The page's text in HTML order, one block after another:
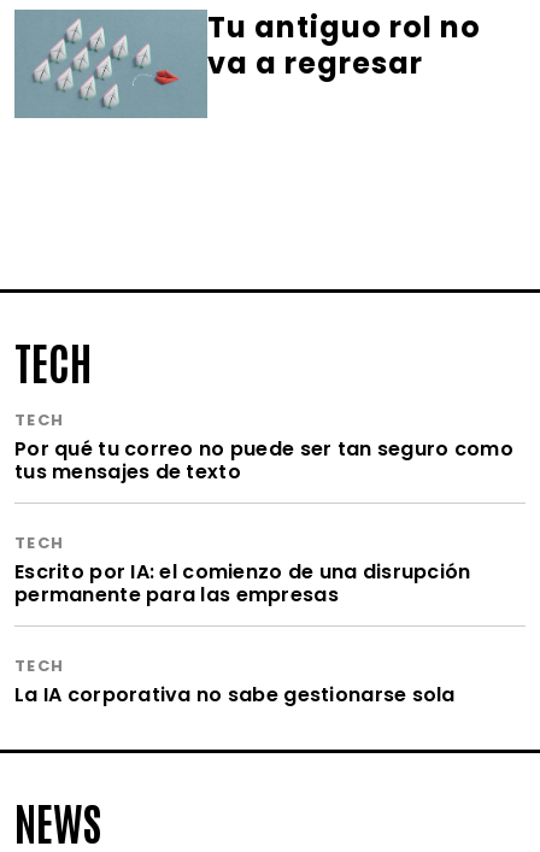
Tu antiguo rol no
va a regresar
TECH
TECH
Por qué tu correo no puede ser tan seguro como
tus mensajes de texto
TECH
Escrito por IA: el comienzo de una disrupción
permanente para las empresas
TECH
La IA corporativa no sabe gestionarse sola
NEWS